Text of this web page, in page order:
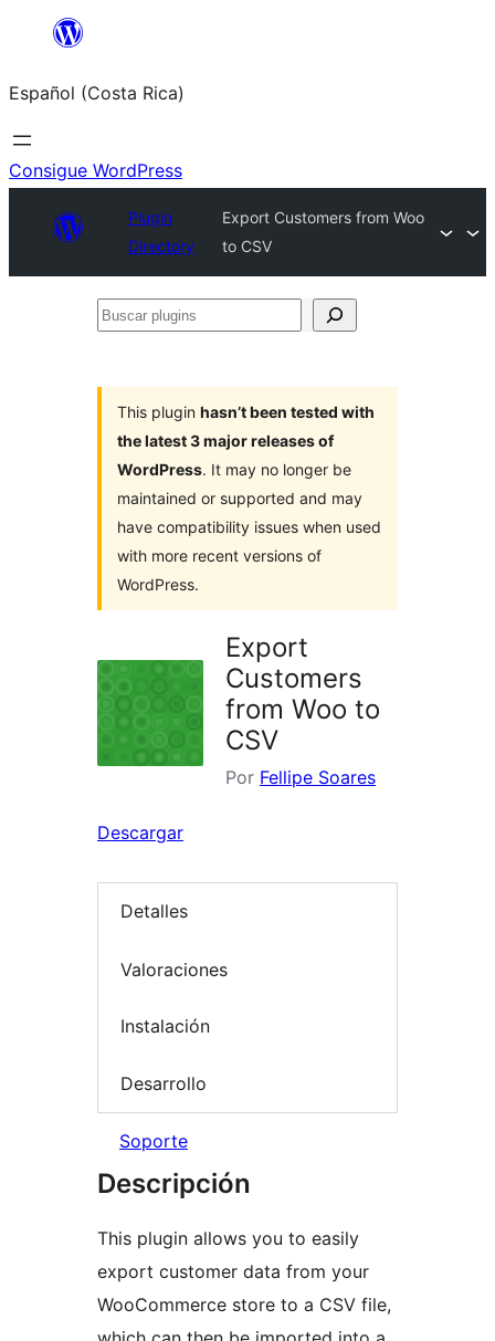
Saltar
contenido
Español (Costa Rica)
Consigue WordPress
Plugin
Directory
Export Customers from Woo
to CSV
Buscar
This plugin hasn’t been tested with
the latest 3 major releases of
WordPress. It may no longer be
maintained or supported and may
have compatibility issues when used
with more recent versions of
WordPress.
Export
Customers
from Woo to
CSV
Por Fellipe Soares
Descargar
Detalles
Valoraciones
Instalación
Desarrollo
Soporte
Descripción
This plugin allows you to easily
export customer data from your
WooCommerce store to a CSV file,